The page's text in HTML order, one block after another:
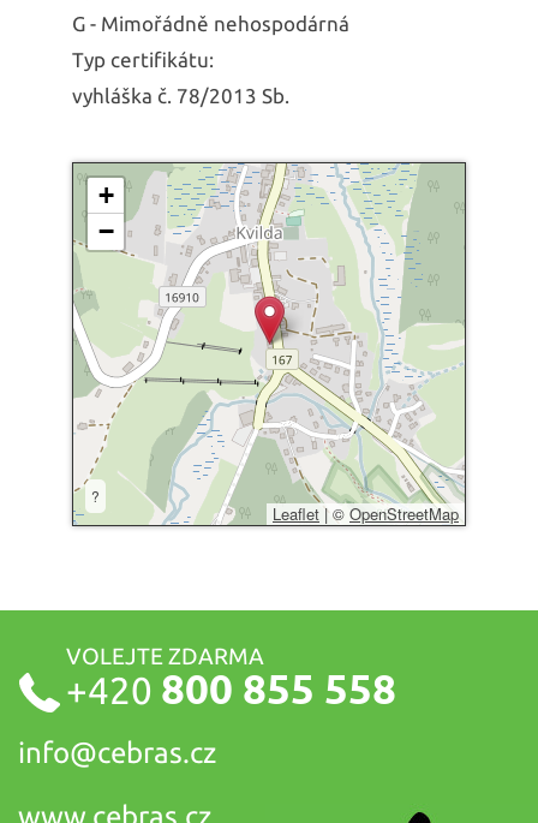
G - Mimořádně nehospodárná
Typ certifikátu:
vyhláška č. 78/2013 Sb.
+
−
?
Leaflet |© OpenStreetMap
VOLEJTE ZDARMA
+420 800 855 558
info@cebras.cz
www.cebras.cz